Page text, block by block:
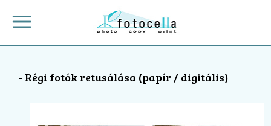
- Régi fotók retusálása (papír / digitális)